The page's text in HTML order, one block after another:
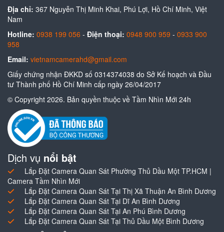
Địa chỉ: 367 Nguyễn Thị Minh Khai, Phú Lợi, Hồ Chí Minh, Việt
Nam
Hotline: 0938 199 056 - Điện thoại: 0948 900 959 - 0933 900
958
Email: vietnamcamerahd@gmail.com
Giấy chứng nhận ĐKKD số 0314374038 do Sở Kế hoạch và Đầu
tư Thành phố Hồ Chí Minh cấp ngày 26/04/2017
© Copyright 2026. Bản quyền thuộc về Tầm Nhìn Mới 24h
Dịch vụ nổi bật
Lắp Đặt Camera Quan Sát Phường Thủ Dầu Một TP.HCM |
Camera Tầm Nhìn Mới
Lắp Đặt Camera Quan Sát Tại Thị Xã Thuận An Bình Dương
Lắp Đặt Camera Quan Sát Tại Dĩ An Bình Dương
Lắp Đặt Camera Quan Sát Tại An Phú Bình Dương
Lắp Đặt Camera Quan Sát Tại Thủ Dầu Một Bình Dương